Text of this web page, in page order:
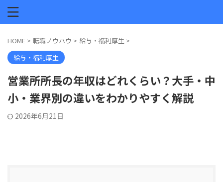
HOME > 転職ノウハウ > 給与・福利厚生 >
給与・福利厚生
営業所所長の年収はどれくらい？大手・中
小・業界別の違いをわかりやすく解説
2026年6月21日